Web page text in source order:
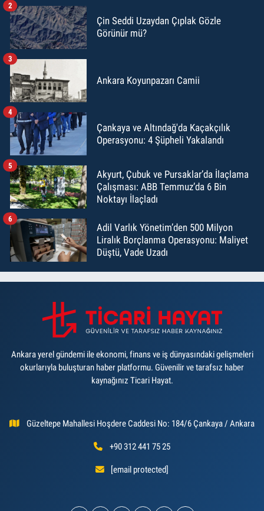
Çin Seddi Uzaydan Çıplak Gözle
Görünür mü?
2
Ankara Koyunpazarı Camii
3
Çankaya ve Altındağ'da Kaçakçılık
Operasyonu: 4 Şüpheli Yakalandı
4
Akyurt, Çubuk ve Pursaklar’da İlaçlama
Çalışması: ABB Temmuz’da 6 Bin
Noktayı İlaçladı
5
Adil Varlık Yönetim’den 500 Milyon
Liralık Borçlanma Operasyonu: Maliyet
Düştü, Vade Uzadı
6
Ankara yerel gündemi ile ekonomi, finans ve iş dünyasındaki gelişmeleri
okurlarıyla buluşturan haber platformu. Güvenilir ve tarafsız haber
kaynağınız Ticari Hayat.
Güzeltepe Mahallesi Hoşdere Caddesi No: 184/6 Çankaya / Ankara
+90 312 441 75 25
[email protected]